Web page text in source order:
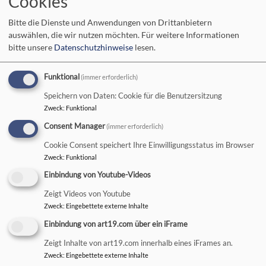
Hauptnavigation
Startseite
„Atempause mit Musik“
Jeden Samstag 18.30 Uhr-19.45 Uhr (außer in den
Sommerferien)
Wo?Auferstehungskirche Münnerstadt
Wie pünktlich?Kommen und Gehen wann Du magst – Nimm
Was?
Singen, Zuhören, Beten, Lesen, Schweigen – Mach mit,
was Dir gut tut!
Geistliche Atempause vom Alltag
Bitte die Dienste und Anwendungen von Drittanbietern
auswählen, die wir nutzen möchten. Für weitere Informationen
bitte unsere Datenschutzhinweise lesen.
Funktional (immer erforderlich)
Speichern von Daten: Cookie für die Benutzersitzung
Zweck: Funktional
Consent Manager(immer erforderlich)
Cookie Consent speichert Ihre Einwilligungsstatus im Browser
Zweck: Funktional
Einbindung von Youtube-Videos
Zeigt Videos von Youtube
Zweck: Eingebettete externe Inhalte
Einbindung von art19.com über ein iFrame
Zeigt Inhalte von art19.com innerhalb eines iFrames an.
Zweck: Eingebettete externe Inhalte